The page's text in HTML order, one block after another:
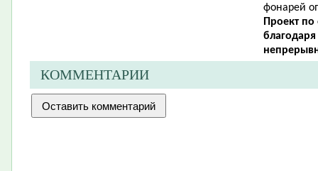
фонарей
Проект
КОММЕНТАРИИ